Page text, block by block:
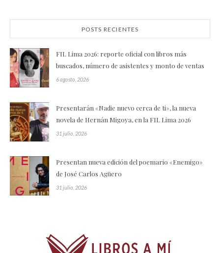
POSTS RECIENTES
FIL Lima 2026: reporte oficial con libros más
buscados, número de asistentes y monto de ventas
6 agosto, 2026
Presentarán «Nadie nuevo cerca de ti», la nueva
novela de Hernán Migoya, en la FIL Lima 2026
31 julio, 2026
Presentan nueva edición del poemario «Enemigo»
de José Carlos Agüero
31 julio, 2026